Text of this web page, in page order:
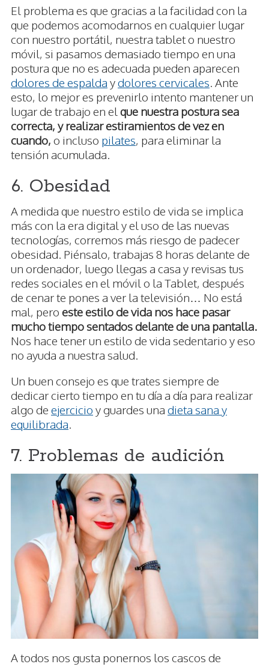
El problema es que gracias a la facilidad con la
que podemos acomodarnos en cualquier lugar
con nuestro portátil, nuestra tablet o nuestro
móvil, si pasamos demasiado tiempo en una
postura que no es adecuada pueden aparecen
dolores de espalda ydolores cervicales. Ante
esto, lo mejor es prevenirlo intento mantener un
lugar de trabajo en el que nuestra postura sea
correcta, y realizar estiramientos de vez en
cuando, o incluso pilates, para eliminar la
tensión acumulada.
6. Obesidad
A medida que nuestro estilo de vida se implica
más con la era digital y el uso de las nuevas
tecnologías, corremos más riesgo de padecer
obesidad. Piénsalo, trabajas 8 horas delante de
un ordenador, luego llegas a casa y revisas tus
redes sociales en el móvil o la Tablet, después
de cenar te pones a ver la televisión… No está
mal, pero este estilo de vida nos hace pasar
mucho tiempo sentados delante de una pantalla.
Nos hace tener un estilo de vida sedentario y eso
no ayuda a nuestra salud.
Un buen consejo es que trates siempre de
dedicar cierto tiempo en tu día a día para realizar
algo de ejercicio y guardes una dieta sana y
equilibrada.
7. Problemas de audición
A todos nos gusta ponernos los cascos de